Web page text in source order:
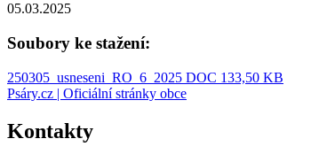
05.03.2025
Soubory ke stažení:
250305_usneseni_RO_6_2025 DOC 133,50 KB
Psáry.cz | Oficiální stránky obce
Kontakty